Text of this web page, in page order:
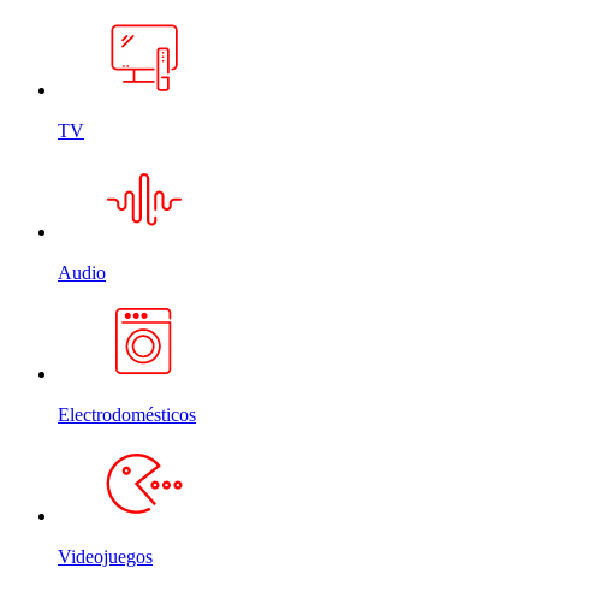
TV
Audio
Electrodomésticos
Videojuegos